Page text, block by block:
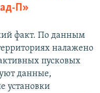
П»
факт. По данным
налажено
пусковых
данные,
установки